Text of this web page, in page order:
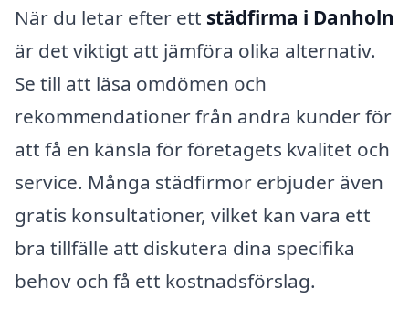
När du letar efter ett städfirma i Danholn
är det viktigt att jämföra olika alternativ.
Se till att läsa omdömen och
rekommendationer från andra kunder för
att få en känsla för företagets kvalitet och
service. Många städfirmor erbjuder även
gratis konsultationer, vilket kan vara ett
bra tillfälle att diskutera dina specifika
behov och få ett kostnadsförslag.